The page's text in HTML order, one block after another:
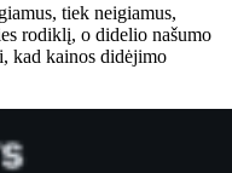
tiek neigiamus,
rodiklį, o didelio našumo
kad kainos didėjimo